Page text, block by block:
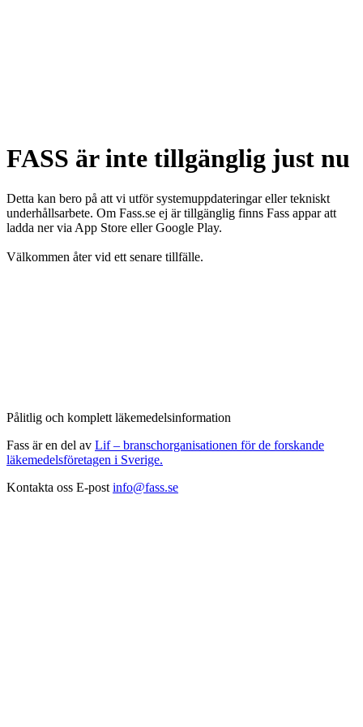
FASS är inte tillgänglig just nu
Detta kan bero på att vi utför systemuppdateringar eller tekniskt
underhållsarbete. Om Fass.se ej är tillgänglig finns Fass appar att
ladda ner via App Store eller Google Play.
Välkommen åter vid ett senare tillfälle.
Pålitlig och komplett läkemedelsinformation
Fass är en del av Lif – branschorganisationen för de forskande
läkemedelsföretagen i Sverige.
Kontakta oss E-post info@fass.se